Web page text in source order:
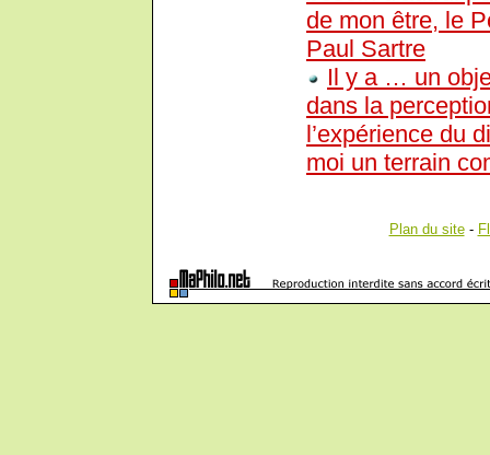
de mon être, le
Paul Sartre
Il y a … un
dans la
l’expérience du
moi un terrain
Plan du site-